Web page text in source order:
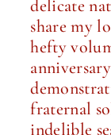
delicate
share my
hefty
fraternal
indelible